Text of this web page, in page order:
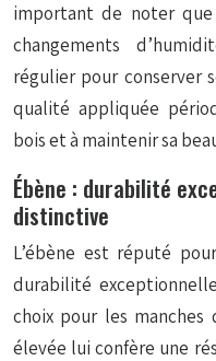
important de noter
changements
régulier pour conserver
qualité appliquée
bois et à maintenir sa
Ébène : durabilité
distinctive
L’ébène est réputé
durabilité
choix pour les manches
élevée lui confère une